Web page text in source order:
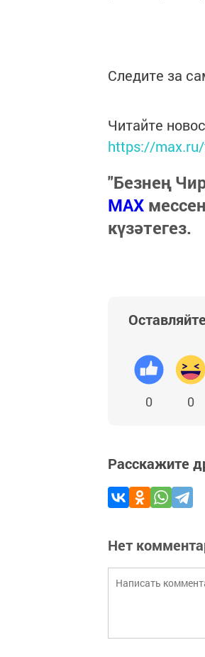
Следите за
Читайте
https://
"Безнең
МАХ
күзәтегез.
0 0
Расскажите
Нет